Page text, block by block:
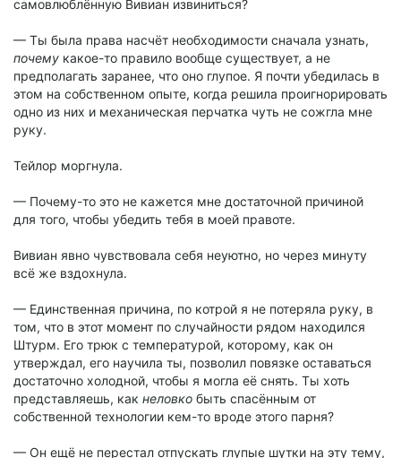
самовлюблённую Вивиан извиниться?
— Ты была права насчёт необходимости сначала узнать,
почему какое-то правило вообще существует, а не
предполагать заранее, что оно глупое. Я почти убедилась в
этом на собственном опыте, когда решила проигнорировать
одно из них и механическая перчатка чуть не сожгла мне
руку.
Тейлор моргнула.
— Почему-то это не кажется мне достаточной причиной
для того, чтобы убедить тебя в моей правоте.
Вивиан явно чувствовала себя неуютно, но через минуту
всё же вздохнула.
— Единственная причина, по котрой я не потеряла руку, в
том, что в этот момент по случайности рядом находился
Штурм. Его трюк с температурой, которому, как он
утверждал, его научила ты, позволил повязке оставаться
достаточно холодной, чтобы я могла её снять. Ты хоть
представляешь, как неловко быть спасённым от
собственной технологии кем-то вроде этого парня?
— Он ещё не перестал отпускать глупые шутки на эту тему,